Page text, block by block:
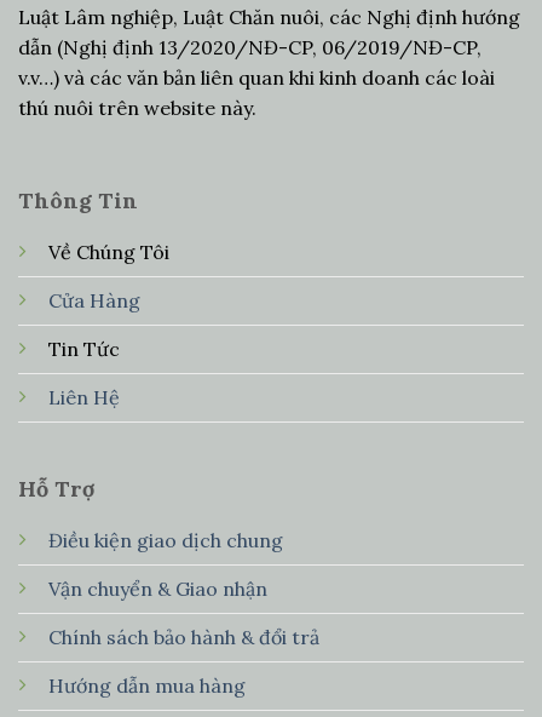
Thông Tin
Về Chúng Tôi
Cửa Hàng
Tin Tức
Liên Hệ
Hỗ Trợ
Điều kiện giao dịch chung
Vận chuyển & Giao nhận
Chính sách bảo hành & đổi trả
Hướng dẫn mua hàng
Luật Lâm nghiệp, Luật Chăn nuôi, các Nghị định hướng
dẫn (Nghị định 13/2020/NĐ-CP, 06/2019/NĐ-CP,
v.v…) và các văn bản liên quan khi kinh doanh các loài
thú nuôi trên website này.